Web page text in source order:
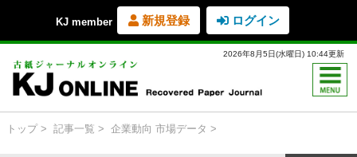
KJ member 新規登録 ログイン
2026年8月5日(水曜日) 10:44更新
トップ 記事一覧 企業動向 市場データ